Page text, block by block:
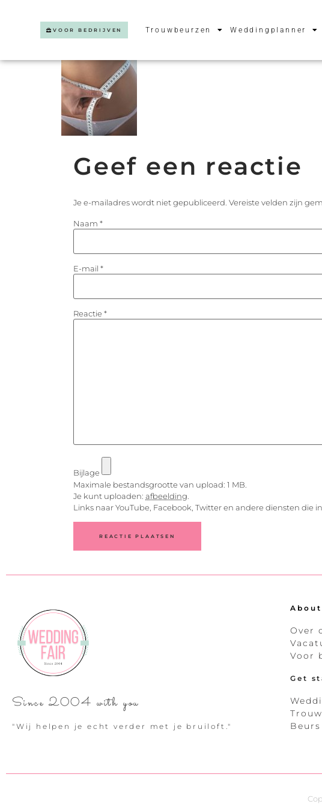
VOOR BEDRIJVEN Trouwbeurzen Weddingplanner
Geef een reactie
Je e-mailadres wordt niet gepubliceerd. Vereiste velden zijn
Naam *
E-mail *
Reactie *
Bijlage
Maximale bestandsgrootte van upload: 1 MB.
Je kunt uploaden: afbeelding
Links naar YouTube, Facebook, Twitter en andere diensten
Since 2004 with you
"Wij helpen je echt verder met je bruiloft."
About
Over
Voor
Get